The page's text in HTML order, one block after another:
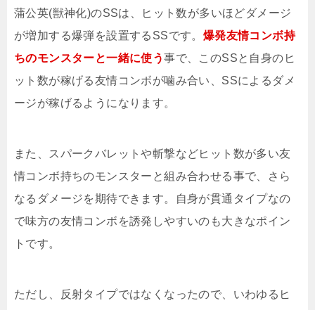
蒲公英(獣神化)のSSは、ヒット数が多いほどダメージ
が増加する爆弾を設置するSSです。 爆発友情コンボ持
ちのモンスターと一緒に使う事で、このSSと自身のヒ
ット数が稼げる友情コンボが噛み合い、SSによるダメ
ージが稼げるようになります。
また、スパークバレットや斬撃などヒット数が多い友
情コンボ持ちのモンスターと組み合わせる事で、さら
なるダメージを期待できます。自身が貫通タイプなの
で味方の友情コンボを誘発しやすいのも大きなポイン
トです。
ただし、反射タイプではなくなったので、いわゆるヒ